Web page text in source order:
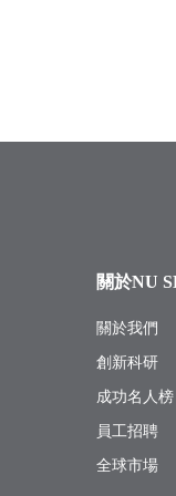
關於NU
關於我們
創新科研
成功名人榜
員工招聘
全球市場